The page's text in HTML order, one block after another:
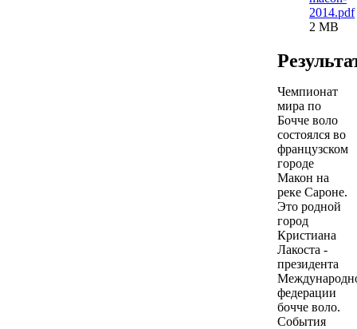
2014.pdf
2 MB
Чемпионат
мира по
Бочче воло
состоялся во
французском
городе
Макон на
реке Сароне.
Это родной
город
Кристиана
Лакоста -
президента
федерации
бочче воло.
События